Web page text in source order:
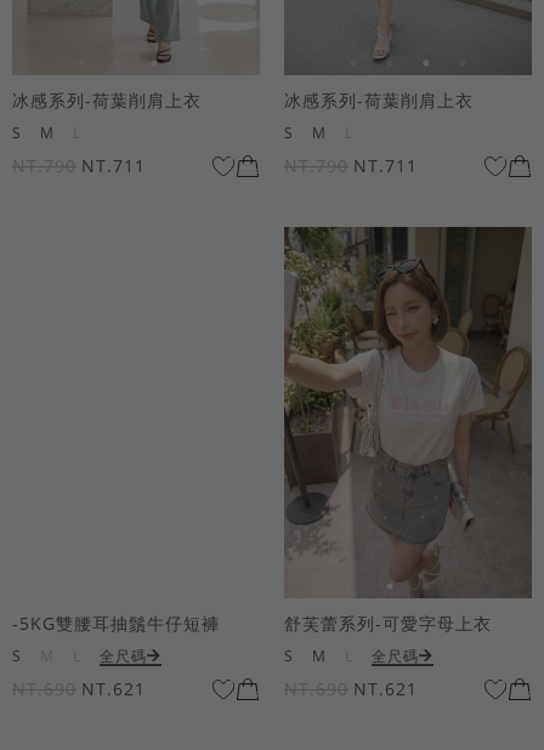
冰感系列-荷葉削肩上衣
S M
NT.790 NT.711
冰感系列-荷葉削肩上衣
S M
NT.790 NT.711
-5KG雙腰耳抽鬚牛仔短褲
S 全尺碼
NT.690 NT.621
舒芙蕾系列-可愛字母上衣
S M 全尺碼
NT.690 NT.621